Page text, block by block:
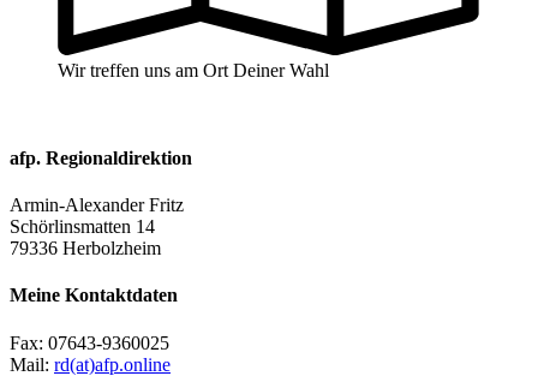
Wir treffen uns am Ort Deiner Wahl
afp. Regionaldirektion
Armin-Alexander Fritz
Schörlinsmatten 14
79336 Herbolzheim
Meine Kontaktdaten
Fax: 07643-9360025
Mail: rd(at)afp.online